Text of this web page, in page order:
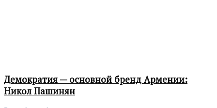
Демократия — основной бренд Армении:
Никол Пашинян